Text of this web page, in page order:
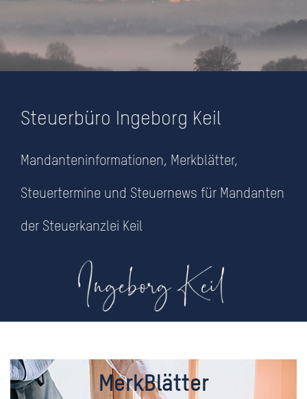
Mandanteninformationen
am Fuße der Burg
NEHMEN SIE MIT UNS KONTAKT AUF
Steuerbüro Ingeborg Keil
Mandanteninformationen, Merkblätter,
Steuertermine und Steuernews für Mandanten
der Steuerkanzlei Keil
MerkBlätter